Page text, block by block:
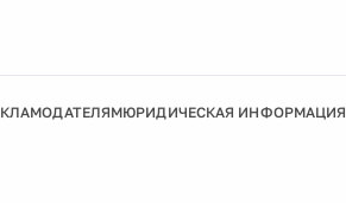
ЮРИДИЧЕСКАЯ ИНФОРМАЦИЯ